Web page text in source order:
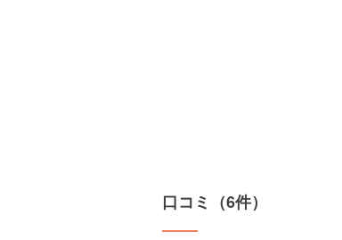
口コミ（6件）